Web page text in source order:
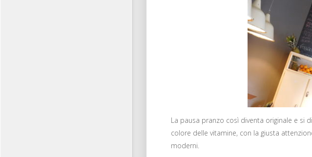
La pausa pranzo così diventa originale e si
colore delle vitamine, con la giusta
moderni.